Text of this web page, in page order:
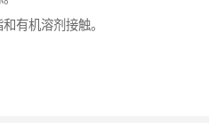
有机溶剂接触。